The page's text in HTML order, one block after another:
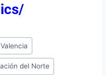
del Norte